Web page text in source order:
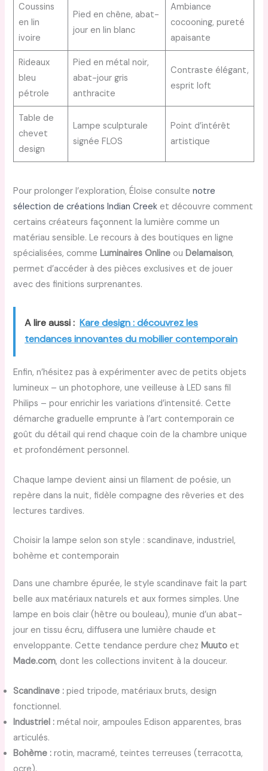
Coussins
en lin
ivoire
Pied en chêne, abat-
jour en lin blanc
Ambiance
cocooning, pureté
apaisante
Rideaux
bleu
pétrole
Pied en métal noir,
abat-jour gris
anthracite
Contraste élégant,
esprit loft
Table de
chevet
design
Lampe sculpturale
signée FLOS
Point d’intérêt
artistique
Pour prolonger l’exploration, Éloïse consultenotre
sélection de créations Indian Creek et découvre comment
certains créateurs façonnent la lumière comme un
matériau sensible. Le recours à des boutiques en ligne
spécialisées, commeLuminaires Online ouDelamaison,
permet d’accéder à des pièces exclusives et de jouer
avec des finitions surprenantes.
A lire aussi : Kare design : découvrez les
tendances innovantes du mobilier contemporain
Enfin, n’hésitez pas à expérimenter avec de petits objets
lumineux – un photophore, une veilleuse à LED sans fil
Philips – pour enrichir les variations d’intensité. Cette
démarche graduelle emprunte à l’art contemporain ce
goût du détail qui rend chaque coin de la chambre unique
et profondément personnel.
Chaque lampe devient ainsi un filament de poésie, un
repère dans la nuit, fidèle compagne des rêveries et des
lectures tardives.
Choisir la lampe selon son style : scandinave, industriel,
bohème et contemporain
Dans une chambre épurée, le style scandinave fait la part
belle aux matériaux naturels et aux formes simples. Une
lampe en bois clair (hêtre ou bouleau), munie d’un abat-
jour en tissu écru, diffusera une lumière chaude et
enveloppante. Cette tendance perdure chezMuuto et
Made.com, dont les collections invitent à la douceur.
Scandinave : pied tripode, matériaux bruts, design
fonctionnel.
Industriel : métal noir, ampoules Edison apparentes, bras
articulés.
Bohème : rotin, macramé, teintes terreuses (terracotta,
ocre).